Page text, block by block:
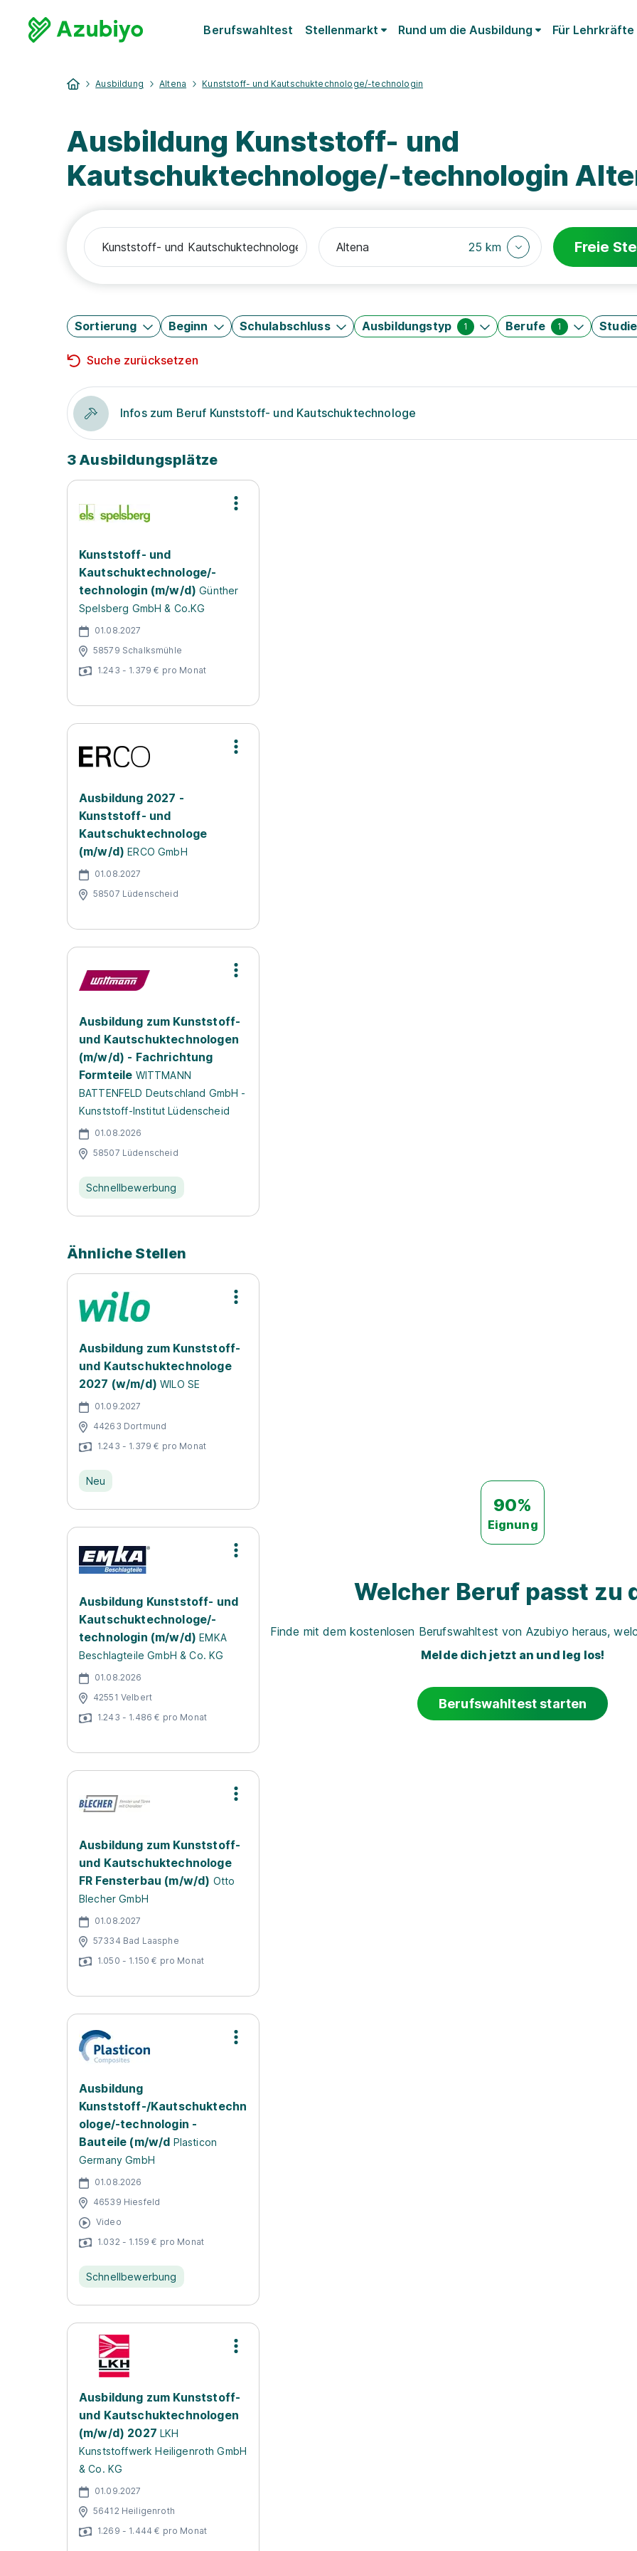
Berufswahltest Stellenmarkt Rund um die Ausbildung Für Lehrkräfte
Ausbildung Altena Kunststoff- und Kautschuktechnologe/-technologin
Ausbildung Kunststoff- und
Kautschuktechnologe/-technologin
25 km Freie
Sortierung Beginn Schulabschluss Ausbildungstyp 1 Berufe 1
Suche zurücksetzen
Infos zum Beruf Kunststoff- und Kautschuktechnologe
3 Ausbildungsplätze
Kunststoff- und
Kautschuktechnologe/-
technologin (m/w/d) Günther
Spelsberg GmbH & Co.KG
01.08.2027
58579 Schalksmühle
1.243 - 1.379 € pro Monat
Ausbildung 2027 -
Kunststoff- und
Kautschuktechnologe
(m/w/d) ERCO GmbH
01.08.2027
58507 Lüdenscheid
Ausbildung zum Kunststoff-
und Kautschuktechnologen
(m/w/d) - Fachrichtung
Formteile WITTMANN
BATTENFELD Deutschland GmbH -
Kunststoff-Institut Lüdenscheid
01.08.2026
58507 Lüdenscheid
Schnellbewerbung
Ähnliche Stellen
Ausbildung zum Kunststoff-
und Kautschuktechnologe
2027 (w/m/d) WILO SE
01.09.2027
44263 Dortmund
1.243 - 1.379 € pro Monat
Neu
Ausbildung Kunststoff- und
Kautschuktechnologe/-
technologin (m/w/d) EMKA
Beschlagteile GmbH & Co. KG
01.08.2026
42551 Velbert
1.243 - 1.486 € pro Monat
Ausbildung zum Kunststoff-
und Kautschuktechnologe
FR Fensterbau (m/w/d) Otto
Blecher GmbH
01.08.2027
57334 Bad Laasphe
1.050 - 1.150 € pro Monat
Ausbildung
Kunststoff-/Kautschuktechn
ologe/-technologin -
Bauteile (m/w/d Plasticon
Germany GmbH
01.08.2026
46539 Hiesfeld
Video
1.032 - 1.159 € pro Monat
Schnellbewerbung
Ausbildung zum Kunststoff-
und Kautschuktechnologen
(m/w/d) 2027 LKH
Kunststoffwerk Heiligenroth GmbH
& Co. KG
01.09.2027
56412 Heiligenroth
1.269 - 1.444 € pro Monat
90%
Eignung
Welcher Beruf passt zu
Finde mit dem kostenlosen Berufswahltest von Azubiyo heraus,
Melde dich jetzt an und leg los!
Berufswahltest starten